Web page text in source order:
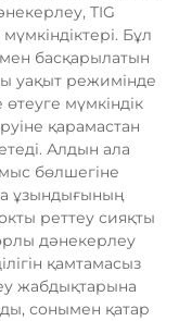
TIG
Бұл
басқарылатын
уақыт режимінде
мүмкіндік
қарамастан
Алдын ала
бөлшегіне
ұзындығының
реттеу сияқты
дәнекерлеу
қамтамасыз
жабдықтарына
сонымен қатар